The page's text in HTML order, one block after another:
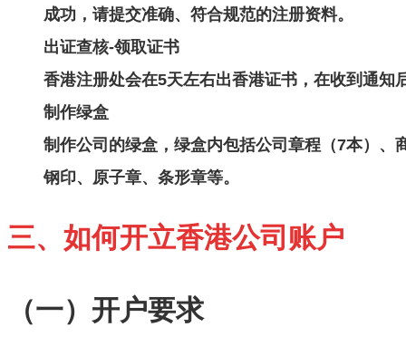
成功，请提交准确、符合规范的注册资料。
出证查核-领取证书
香港注册处会在5天左右出香港证书，在收到通知
制作绿盒
制作公司的绿盒，绿盒内包括公司章程（7本）、
钢印、原子章、条形章等。
三、如何开立香港公司账户
（一）开户要求